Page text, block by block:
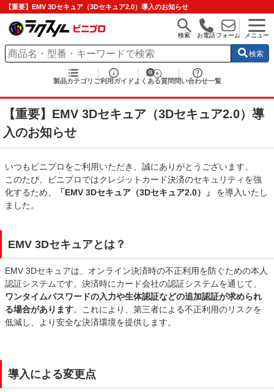
【重要】EMV 3Dセキュア（3Dセキュア2.0）導入のお知らせ
検索 お電話フォーム メニュー
検索
製品カテゴリ ご利用ガイド よくある質問 問い合わせ一覧
【重要】EMV 3Dセキュア（3Dセキュア2.0）導
入のお知らせ
いつもビニプロをご利用いただき、誠にありがとうございます。
このたび、ビニプロではクレジットカード決済のセキュリティを強
化するため、
「EMV 3Dセキュア（3Dセキュア2.0）」
を導入いたし
ました。
EMV 3Dセキュアとは？
EMV 3Dセキュアは、オンライン決済時の不正利用を防ぐための本人
認証システムです。決済時にカード会社の認証システムを通じて、
ワンタイムパスワードの入力や生体認証などの追加認証が求められ
る場合があります。これにより、第三者による不正利用のリスクを
低減し、より安全な決済環境を提供します。
導入による変更点